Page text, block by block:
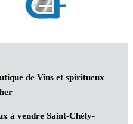
de Vins et spiritueux
à vendre Saint-Chély-